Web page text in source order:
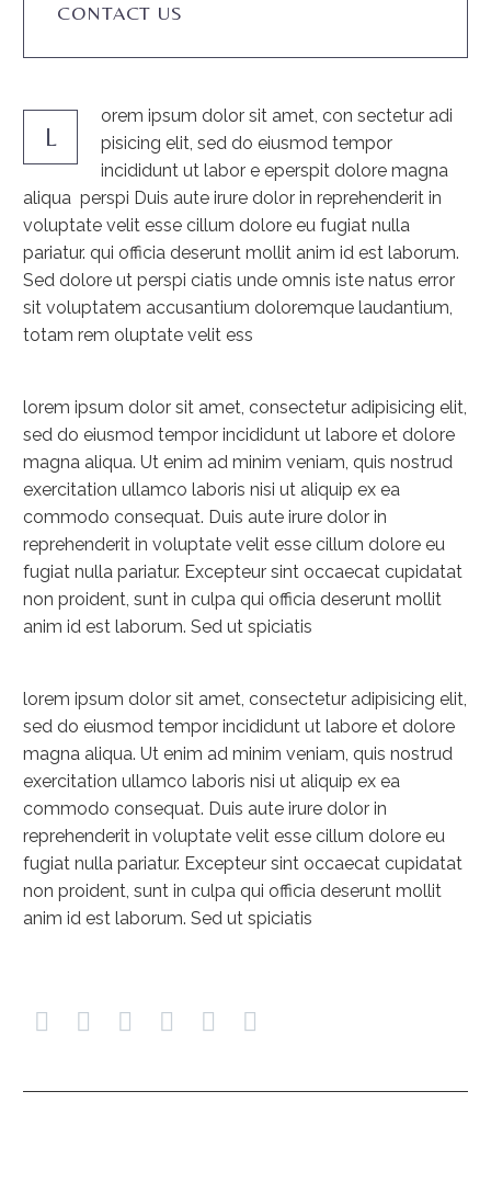
CONTACT US
L
orem ipsum dolor sit amet, con sectetur adi
pisicing elit, sed do eiusmod tempor
incididunt ut labor e eperspit dolore magna
aliqua perspi Duis aute irure dolor in reprehenderit in
voluptate velit esse cillum dolore eu fugiat nulla
pariatur. qui officia deserunt mollit anim id est laborum.
Sed dolore ut perspi ciatis unde omnis iste natus error
sit voluptatem accusantium doloremque laudantium,
totam rem oluptate velit ess
lorem ipsum dolor sit amet, consectetur adipisicing elit,
sed do eiusmod tempor incididunt ut labore et dolore
magna aliqua. Ut enim ad minim veniam, quis nostrud
exercitation ullamco laboris nisi ut aliquip ex ea
commodo consequat. Duis aute irure dolor in
reprehenderit in voluptate velit esse cillum dolore eu
fugiat nulla pariatur. Excepteur sint occaecat cupidatat
non proident, sunt in culpa qui officia deserunt mollit
anim id est laborum. Sed ut spiciatis
lorem ipsum dolor sit amet, consectetur adipisicing elit,
sed do eiusmod tempor incididunt ut labore et dolore
magna aliqua. Ut enim ad minim veniam, quis nostrud
exercitation ullamco laboris nisi ut aliquip ex ea
commodo consequat. Duis aute irure dolor in
reprehenderit in voluptate velit esse cillum dolore eu
fugiat nulla pariatur. Excepteur sint occaecat cupidatat
non proident, sunt in culpa qui officia deserunt mollit
anim id est laborum. Sed ut spiciatis